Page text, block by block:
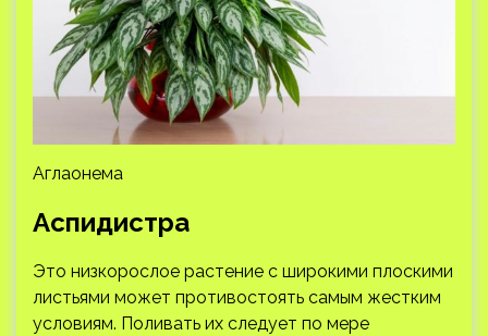
Аглаонема
Аспидистра
Это низкорослое растение с широкими плоскими
листьями может противостоять самым жестким
условиям. Поливать их следует по мере